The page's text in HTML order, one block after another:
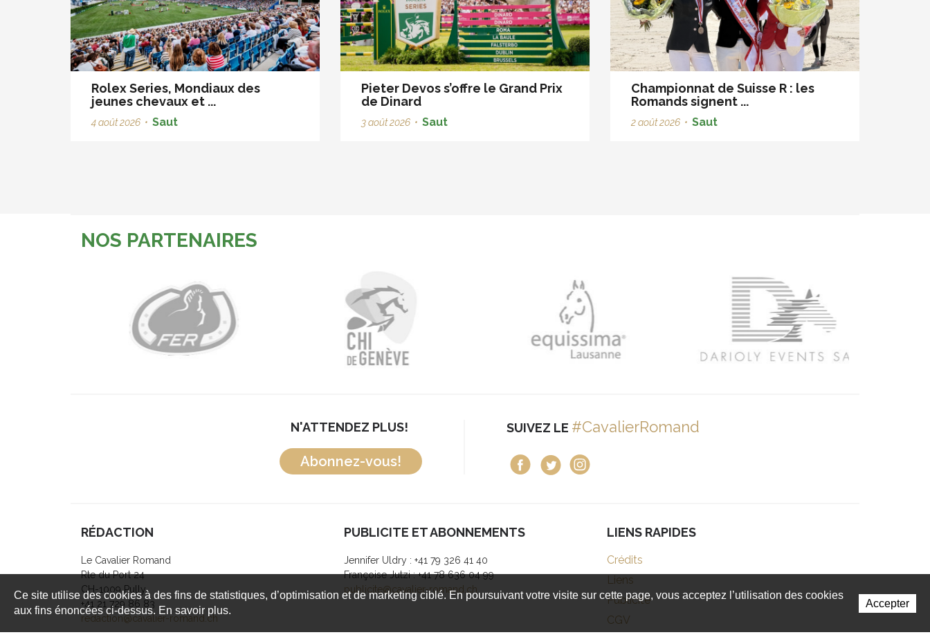
Rolex Series, Mondiaux des
jeunes chevaux et ...
4 août 2026 • Saut
Pieter Devos s’offre le Grand Prix
de Dinard
3 août 2026 • Saut
Championnat de Suisse R : les
Romands signent ...
2 août 2026 • Saut
NOS PARTENAIRES
N'ATTENDEZ PLUS!
Abonnez-vous!
SUIVEZ LE #CavalierRomand
RÉDACTION
Le Cavalier Romand
Rte du Port 24
CH-1009 Pully
+41 21 729 86 83
redaction@cavalier-romand.ch
PUBLICITE ET ABONNEMENTS
Jennifer Uldry : +41 79 326 41 40
Françoise Jutzi : +41 78 636 04 99
publicite@cavalier-romand.ch
LIENS RAPIDES
Crédits
Liens
Publicité
CGV
Ce site utilise des cookies à des fins de statistiques, d’optimisation et de marketing ciblé. En poursuivant votre visite sur cette page, vous acceptez l’utilisation des cookies
aux fins énoncées ci-dessus. En savoir plus.
Accepter